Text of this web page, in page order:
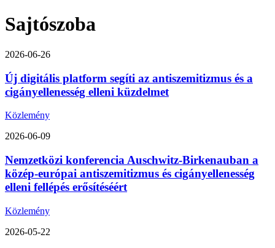
Sajtószoba
2026-06-26
Új digitális platform segíti az antiszemitizmus és a
cigányellenesség elleni küzdelmet
Közlemény
2026-06-09
Nemzetközi konferencia Auschwitz-Birkenauban a
közép-európai antiszemitizmus és cigányellenesség
elleni fellépés erősítéséért
Közlemény
2026-05-22